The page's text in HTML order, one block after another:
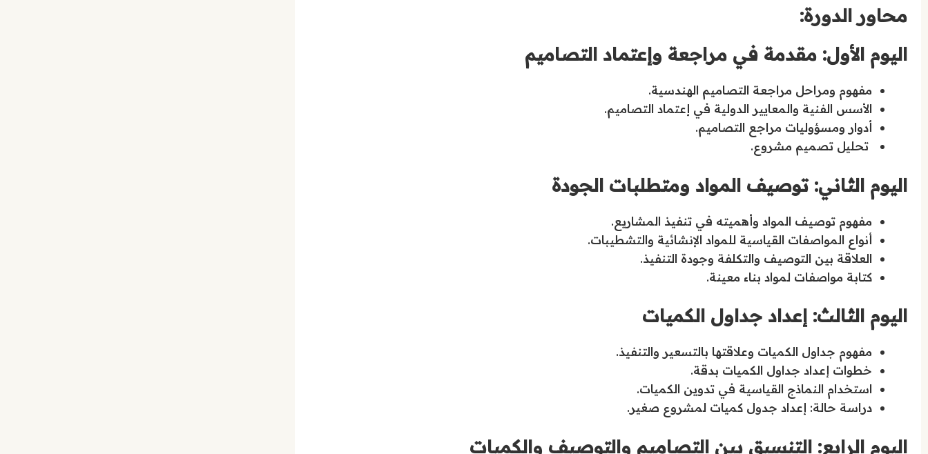
محاور الدورة:
اليوم الأول: مقدمة في مراجعة وإعتماد التصاميم
مفهوم ومراحل مراجعة التصاميم الهندسية.
الأسس الفنية والمعايير الدولية في إعتماد التصاميم.
أدوار ومسؤوليات مراجع التصاميم.
تحليل تصميم مشروع.
اليوم الثاني: توصيف المواد ومتطلبات الجودة
مفهوم توصيف المواد وأهميته في تنفيذ المشاريع.
أنواع المواصفات القياسية للمواد الإنشائية والتشطيبات.
العلاقة بين التوصيف والتكلفة وجودة التنفيذ.
كتابة مواصفات لمواد بناء معينة.
اليوم الثالث: إعداد جداول الكميات
مفهوم جداول الكميات وعلاقتها بالتسعير والتنفيذ.
خطوات إعداد جداول الكميات بدقة.
استخدام النماذج القياسية في تدوين الكميات.
دراسة حالة: إعداد جدول كميات لمشروع صغير.
اليوم الرابع: التنسيق بين التصاميم والتوصيف والكميات